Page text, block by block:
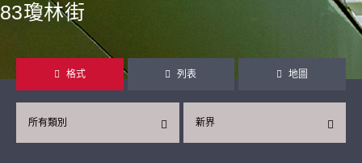
83瓊林街
格式 列表 地圖
新界
所有類別